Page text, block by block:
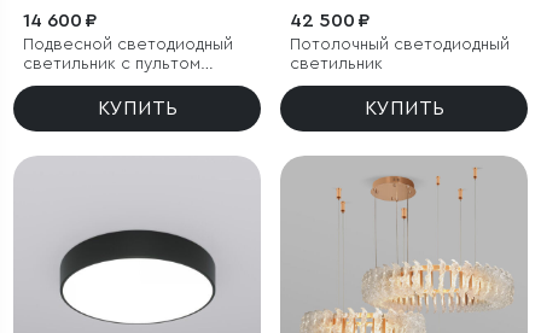
14 600 ₽
Подвесной светодиодный
светильник с пультом
управления
КУПИТЬ
42 500 ₽
Потолочный светодиодный
светильник
КУПИТЬ